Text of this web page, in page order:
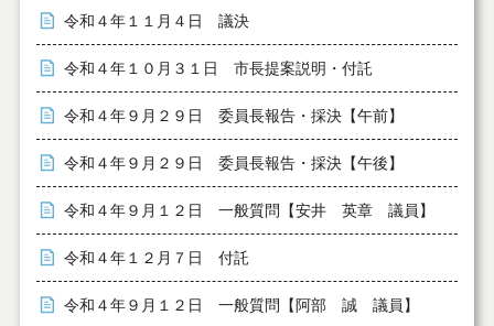
令和４年１１月４日 議決
令和４年１０月３１日 市長提案説明・付託
令和４年９月２９日 委員長報告・採決【午前】
令和４年９月２９日 委員長報告・採決【午後】
令和４年９月１２日 一般質問【安井 英章 議員】
令和４年１２月７日 付託
令和４年９月１２日 一般質問【阿部 誠 議員】